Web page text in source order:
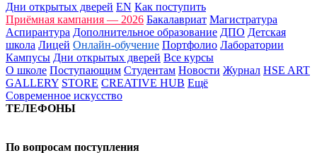
Дни открытых дверей EN Как поступить
Приёмная кампания — 2026 Бакалавриат Магистратура
Аспирантура Дополнительное образование ДПО Детская
школа Лицей Онлайн-обучение Портфолио Лаборатории
Кампусы Дни открытых дверей Все курсы
О школе Поступающим Студентам Новости Журнал HSE ART
GALLERY STORE CREATIVE HUB Ещё
Современное искусство
ТЕЛЕФОНЫ
По вопросам поступления